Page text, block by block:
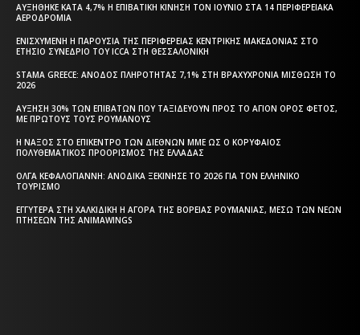
ΑΥΞΉΘΗΚΕ ΚΑΤΆ 4,7% Η ΕΠΙΒΑΤΙΚΉ ΚΊΝΗΣΗ ΤΟΝ ΙΟΎΝΙΟ ΣΤΑ 14 ΠΕΡΙΦΕΡΕΙΑΚΆ
ΑΕΡΟΔΡΌΜΙΑ
ΕΝΙΣΧΥΜΈΝΗ Η ΠΑΡΟΥΣΊΑ ΤΗΣ ΠΕΡΙΦΈΡΕΙΑΣ ΚΕΝΤΡΙΚΉΣ ΜΑΚΕΔΟΝΊΑΣ ΣΤΟ
ΕΤΉΣΙΟ ΣΥΝΈΔΡΙΟ ΤΟΥ ICCA ΣΤΗ ΘΕΣΣΑΛΟΝΊΚΗ
STAMA GREECE: ΆΝΟΔΟΣ ΠΛΗΡΌΤΗΤΑΣ 7,1% ΣΤΗ ΒΡΑΧΥΧΡΌΝΙΑ ΜΊΣΘΩΣΗ ΤΟ
2026
ΑΎΞΗΣΗ 30% ΤΩΝ ΕΠΙΒΑΤΏΝ ΠΟΥ ΤΑΞΙΔΕΎΟΥΝ ΠΡΟΣ ΤΟ ΆΓΙΟΝ ΌΡΟΣ ΦΈΤΟΣ,
ΜΕ ΠΡΏΤΟΥΣ ΤΟΥΣ ΡΟΥΜΆΝΟΥΣ
Η ΝΆΞΟΣ ΣΤΟ ΕΠΊΚΕΝΤΡΟ ΤΩΝ ΔΙΕΘΝΏΝ ΜΜΕ ΩΣ Ο ΚΟΡΥΦΑΊΟΣ
ΠΟΛΥΘΕΜΑΤΙΚΌΣ ΠΡΟΟΡΙΣΜΌΣ ΤΗΣ ΕΛΛΆΔΑΣ
ΌΛΓΑ ΚΕΦΑΛΟΓΙΆΝΝΗ: ΑΝΟΔΙΚΆ ΞΕΚΊΝΗΣΕ ΤΟ 2026 ΓΙΑ ΤΟΝ ΕΛΛΗΝΙΚΌ
ΤΟΥΡΙΣΜΌ
ΕΓΓΎΤΕΡΑ ΣΤΗ ΧΑΛΚΙΔΙΚΉ Η ΑΓΟΡΆ ΤΗΣ ΒΌΡΕΙΑΣ ΡΟΥΜΑΝΊΑΣ, ΜΈΣΩ ΤΩΝ ΝΈΩΝ
ΠΤΉΣΕΩΝ ΤΗΣ ANIMAWINGS